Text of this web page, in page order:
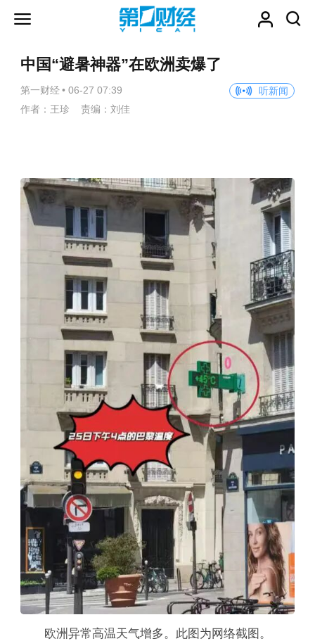
中国“避暑神器”在欧洲卖爆了
第一财经 • 06-27 07:39
听新闻
作者：王珍 责编：刘佳
欧洲异常高温天气增多。此图为网络截图。